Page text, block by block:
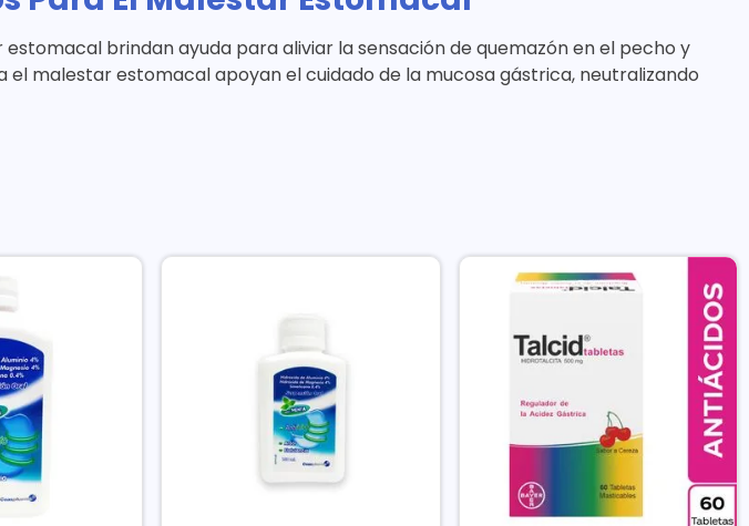
brindan ayuda para aliviar la sensación de quemazón en el pecho y
malestar estomacal apoyan el cuidado de la mucosa gástrica, neutralizando